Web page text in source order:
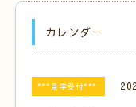
カレンダー
***見学受付***